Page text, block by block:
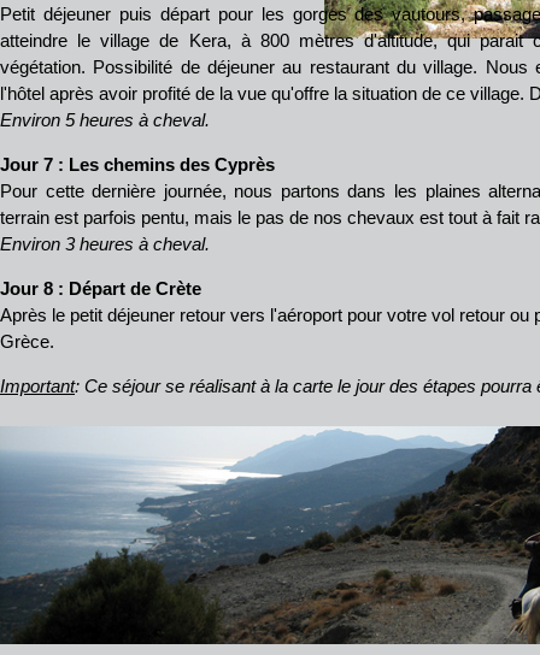
Petit déjeuner puis départ pour les gorges des vautours,
atteindre le village de Kera, à 800 mètres d'altitude, qui parait
végétation. Possibilité de déjeuner au restaurant du village. Nous
l'hôtel après avoir profité de la vue qu'offre la situation de ce village.
Environ 5 heures à cheval.
Jour 7 : Les chemins des Cyprès
Pour cette dernière journée, nous partons dans les plaines
terrain est parfois pentu, mais le pas de nos chevaux est tout à fait
Environ 3 heures à cheval.
Jour 8 : Départ de Crète
Après le petit déjeuner retour vers l'aéroport pour votre vol retour ou
Grèce.
Important: Ce séjour se réalisant à la carte le jour des étapes pourra